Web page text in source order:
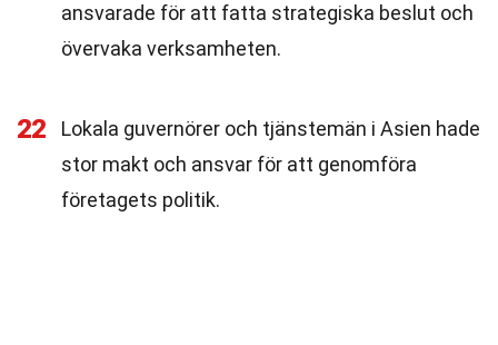
ansvarade för att fatta strategiska beslut och
övervaka verksamheten.
22
Lokala guvernörer och tjänstemän i Asien hade
stor makt och ansvar för att genomföra
företagets politik.